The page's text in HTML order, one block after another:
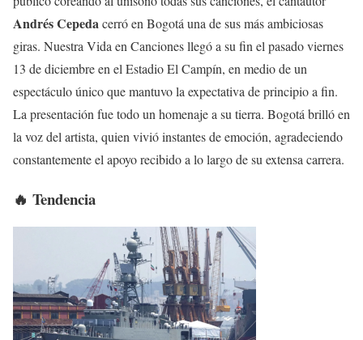
Andrés Cepedacerró en Bogotá una de sus más ambiciosas
giras. Nuestra Vida en Canciones llegó a su fin el pasado viernes
13 de diciembre en el Estadio El Campín, en medio de un
espectáculo único que mantuvo la expectativa de principio a fin.
La presentación fue todo un homenaje a su tierra. Bogotá brilló en
la voz del artista, quien vivió instantes de emoción, agradeciendo
constantemente el apoyo recibido a lo largo de su extensa carrera.
🔥 Tendencia